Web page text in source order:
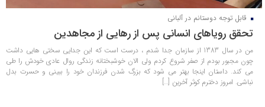
قابل توجه دوستانم در آلبانی
تحقق رویاهای انسانی پس از رهایی از مجاهدین
من در سال 1383 از سازمان جدا شدم ، درست است که این جدایی سختی هایی داشت
چون مجبور بودم از صفر شروع کردم ولی الان خوشبختانه زندگی روال عادی خودش را طی
می کند. داستان اینجا بهتر می شود که بزرگ شدن فرزندان خود را ببینی و حسرت بدل
نباشی. امروز دخترم کوثر آخرین […]